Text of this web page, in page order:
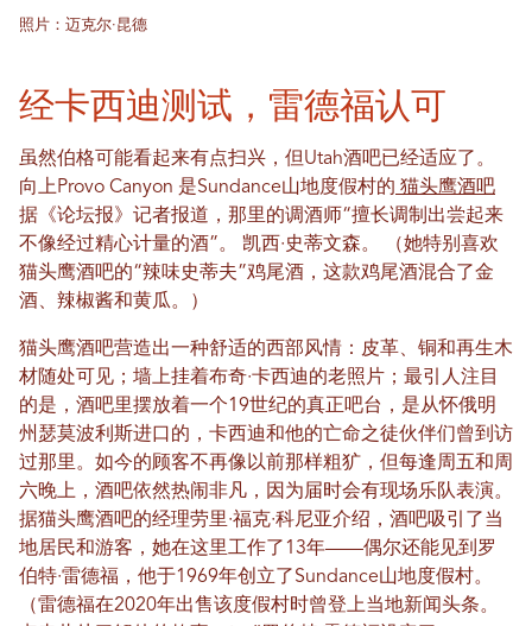
照片：迈克尔·昆德
经卡西迪测试，雷德福认可
虽然伯格可能看起来有点扫兴，但Utah酒吧已经适应了。
向上Provo Canyon 是Sundance山地度假村的 猫头鹰酒吧
据《论坛报》记者报道，那里的调酒师“擅长调制出尝起来
不像经过精心计量的酒”。
凯西·史蒂文森。
（她特别喜欢
猫头鹰酒吧的“辣味史蒂夫”鸡尾酒，这款鸡尾酒混合了金
酒、辣椒酱和黄瓜。）
猫头鹰酒吧营造出一种舒适的西部风情：皮革、铜和再生木
材随处可见；墙上挂着布奇·卡西迪的老照片；最引人注目
的是，酒吧里摆放着一个19世纪的真正吧台，是从怀俄明
州瑟莫波利斯进口的，卡西迪和他的亡命之徒伙伴们曾到访
过那里。如今的顾客不再像以前那样粗犷，但每逢周五和周
六晚上，酒吧依然热闹非凡，因为届时会有现场乐队表演。
据猫头鹰酒吧的经理劳里·福克·科尼亚介绍，酒吧吸引了当
地居民和游客，她在这里工作了13年——偶尔还能见到罗
伯特·雷德福，他于1969年创立了Sundance山地度假村。
（雷德福在2020年出售该度假村时曾登上当地新闻头条。